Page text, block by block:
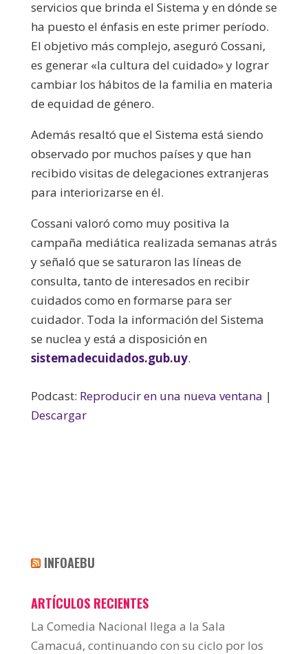
servicios que brinda el Sistema y en dónde se
ha puesto el énfasis en este primer período.
El objetivo más complejo, aseguró Cossani,
es generar «la cultura del cuidado» y lograr
cambiar los hábitos de la familia en materia
de equidad de género.
Además resaltó que el Sistema está siendo
observado por muchos países y que han
recibido visitas de delegaciones extranjeras
para interiorizarse en él.
Cossani valoró como muy positiva la
campaña mediática realizada semanas atrás
y señaló que se saturaron las líneas de
consulta, tanto de interesados en recibir
cuidados como en formarse para ser
cuidador. Toda la información del Sistema
se nuclea y está a disposición en
sistemadecuidados.gub.uy.
Podcast: Reproducir en una nueva ventana |
Descargar
INFOAEBU
ARTÍCULOS RECIENTES
La Comedia Nacional llega a la Sala
Camacuá, continuando con su ciclo por los